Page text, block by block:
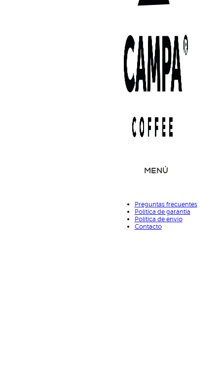
MENÚ
Preguntas frecuentes
Política de garantía
Política de envío
Contacto